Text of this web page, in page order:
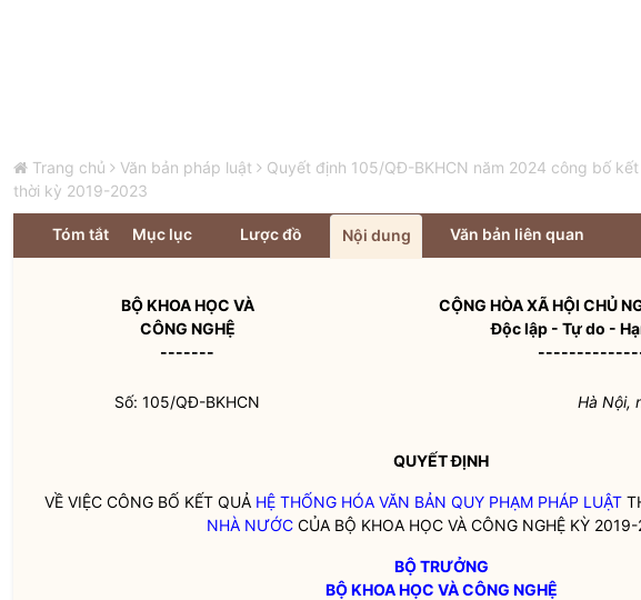
Trang chủ Văn bản pháp luật
Quyết định 105/QĐ-BKHCN năm 2024 công bố
thời kỳ 2019-2023
Tóm tắt Mục lục Lược đồ Nội dung Văn bản liên quan
BỘ KHOA HỌC VÀ
CÔNG NGHỆ
-------
CỘNG HÒA XÃ HỘI CHỦ
Độc lập - Tự do -
Số: 105/QĐ-BKHCN Hà Nội,
QUYẾT ĐỊNH
VỀ VIỆC CÔNG BỐ KẾT QUẢ HỆ THỐNG HÓA VĂN BẢN QUY PHẠM PHÁP LUẬT
NHÀ NƯỚC CỦA BỘ KHOA HỌC VÀ CÔNG NGHỆ KỲ
BỘ TRƯỞNG
BỘ KHOA HỌC VÀ CÔNG NGHỆ